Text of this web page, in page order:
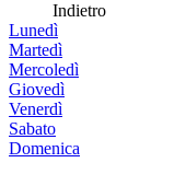
Indietro
Lunedì
Martedì
Mercoledì
Giovedì
Venerdì
Sabato
Domenica